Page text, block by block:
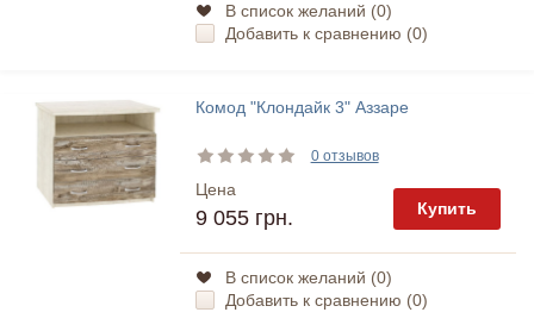
В список желаний (0)
Добавить к сравнению (0)
Комод "Клондайк 3" Аззаре
0 отзывов
Цена
9 055 грн. Купить
В список желаний (0)
Добавить к сравнению (0)